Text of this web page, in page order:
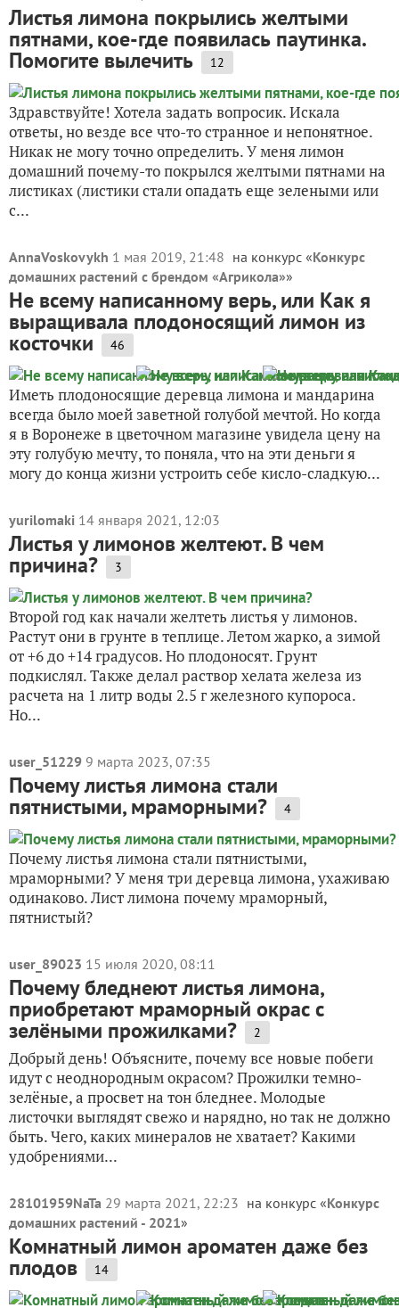
Листья лимона покрылись желтыми
пятнами, кое-где появилась паутинка.
Помогите вылечить 12
Здравствуйте! Хотела задать вопросик. Искала
ответы, но везде все что-то странное и непонятное.
Никак не могу точно определить. У меня лимон
домашний почему-то покрылся желтыми пятнами на
листиках (листики стали опадать еще зелеными или
с...
AnnaVoskovykh 1 мая 2019, 21:48 на конкурс «Конкурс
домашних растений с брендом «Агрикола»»
Не всему написанному верь, или Как я
выращивала плодоносящий лимон из
косточки 46
Иметь плодоносящие деревца лимона и мандарина
всегда было моей заветной голубой мечтой. Но когда
я в Воронеже в цветочном магазине увидела цену на
эту голубую мечту, то поняла, что на эти деньги я
могу до конца жизни устроить себе кисло-сладкую...
yurilomaki 14 января 2021, 12:03
Листья у лимонов желтеют. В чем
причина? 3
Второй год как начали желтеть листья у лимонов.
Растут они в грунте в теплице. Летом жарко, а зимой
от +6 до +14 градусов. Но плодоносят. Грунт
подкислял. Также делал раствор хелата железа из
расчета на 1 литр воды 2.5 г железного купороса.
Но...
user_51229 9 марта 2023, 07:35
Почему листья лимона стали
пятнистыми, мраморными? 4
Почему листья лимона стали пятнистыми,
мраморными? У меня три деревца лимона, ухаживаю
одинаково. Лист лимона почему мраморный,
пятнистый?
user_89023 15 июля 2020, 08:11
Почему бледнеют листья лимона,
приобретают мраморный окрас с
зелёными прожилками? 2
Добрый день! Объясните, почему все новые побеги
идут с неоднородным окрасом? Прожилки темно-
зелёные, а просвет на тон бледнее. Молодые
листочки выглядят свежо и нарядно, но так не должно
быть. Чего, каких минералов не хватает? Какими
удобрениями...
28101959NaTa 29 марта 2021, 22:23 на конкурс «Конкурс
домашних растений - 2021»
Комнатный лимон ароматен даже без
плодов 14